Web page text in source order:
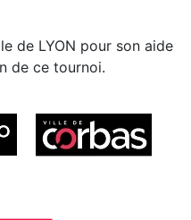
de LYON pour son aide
de ce tournoi.